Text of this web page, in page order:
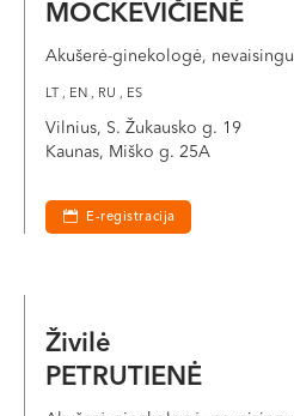
MOCKEVIČIENĖ
Akušerė-ginekologė,
LT , EN , RU , ES
Vilnius, S. Žukausko g. 19
Kaunas, Miško g. 25A
E-registracija
Živilė
PETRUTIENĖ